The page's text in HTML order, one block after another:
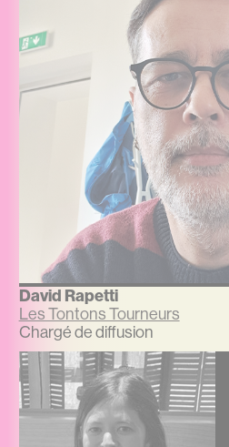
David Rapetti
Les Tontons Tourneurs
Chargé de diffusion